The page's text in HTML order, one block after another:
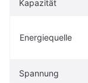
Kapazität
Energiequelle
Spannung